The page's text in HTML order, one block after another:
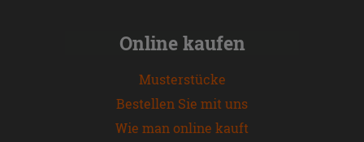
Online kaufen
Musterstücke
Bestellen Sie mit uns
Wie man online kauft